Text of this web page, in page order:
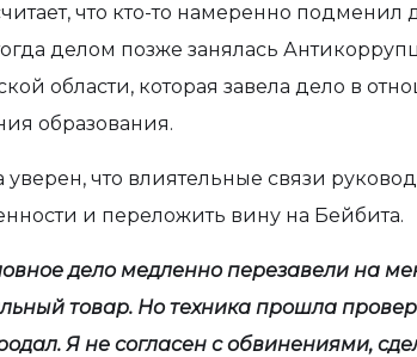
что кто-то намеренно подменил
делом позже занялась
области, которая завела дело в
образования.
что влиятельные связи
и переложить вину на Бейбита.
дело медленно перезавели на
товар. Но техника прошла
Я не согласен с обвинениями,